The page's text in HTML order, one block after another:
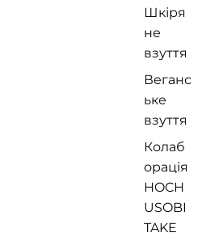
Шкіря
не
взуття
Веганс
ьке
взуття
Колаб
орація
HOCH
USOBI
TAKE